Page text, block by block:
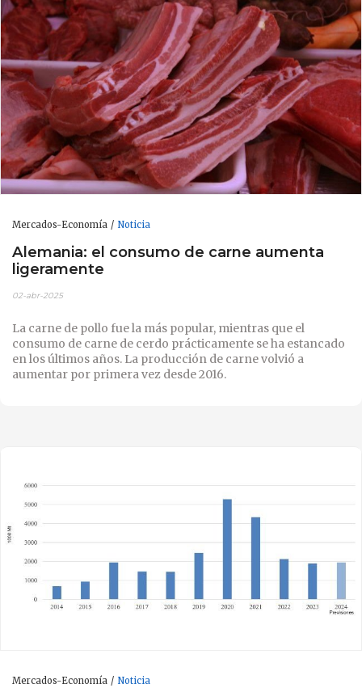
Mercados-Economía Noticia
Alemania: el consumo de carne aumenta
ligeramente
02-abr-2025
La carne de pollo fue la más popular, mientras que el
consumo de carne de cerdo prácticamente se ha estancado
en los últimos años. La producción de carne volvió a
aumentar por primera vez desde 2016.
Mercados-Economía Noticia